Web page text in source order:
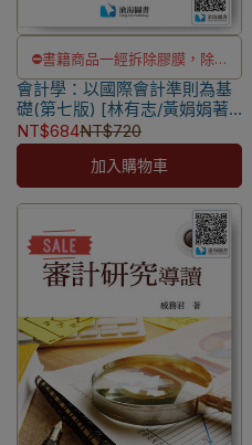
⛔書籍商品一經拆除膠膜，除非
瑕疵換書不提供退貨與退款
✅訂購數量5本以上另有優惠，請
洽LINE客服訂購
會計學：以國際會計準則為基
礎(第七版) [林有志/黃娟娟著]
9789869927871
NT$684NT$720
加入購物車